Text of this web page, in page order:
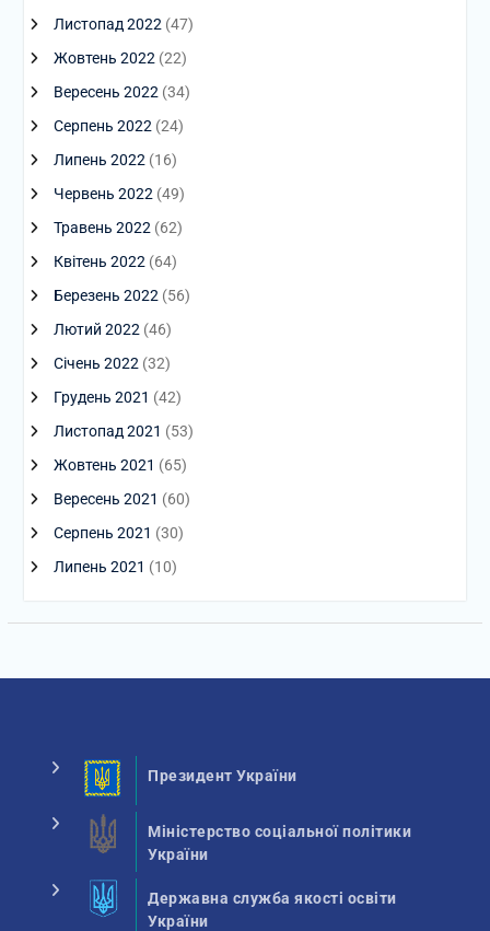
Листопад 2022 (47)
Жовтень 2022 (22)
Вересень 2022 (34)
Серпень 2022 (24)
Липень 2022 (16)
Червень 2022 (49)
Травень 2022 (62)
Квітень 2022 (64)
Березень 2022 (56)
Лютий 2022 (46)
Січень 2022 (32)
Грудень 2021 (42)
Листопад 2021 (53)
Жовтень 2021 (65)
Вересень 2021 (60)
Серпень 2021 (30)
Липень 2021 (10)
Президент України
Міністерство соціальної політики
України
Державна служба якості освіти
України